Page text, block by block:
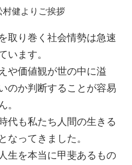
村健よりご挨拶
取り巻く社会情勢は急速
います。
や価値観が世の中に溢
のか判断することが容易
。
代も私たち人間の生きる
なってきました。
生を本当に甲斐あるもの